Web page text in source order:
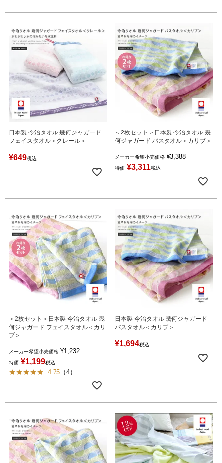
日本製 今治タオル 幾何ジャガード
フェイスタオル＜クレール＞
¥649税込
＜2枚セット＞日本製 今治タオル 幾
何ジャガード バスタオル＜カリブ＞
メーカー希望小売価格 ¥3,388
特価 ¥3,311税込
＜2枚セット＞日本製 今治タオル 幾
何ジャガード フェイスタオル＜カリ
ブ＞
メーカー希望小売価格 ¥1,232
特価 ¥1,199税込
4.75 （4）
日本製 今治タオル 幾何ジャガード
バスタオル＜カリブ＞
¥1,694税込